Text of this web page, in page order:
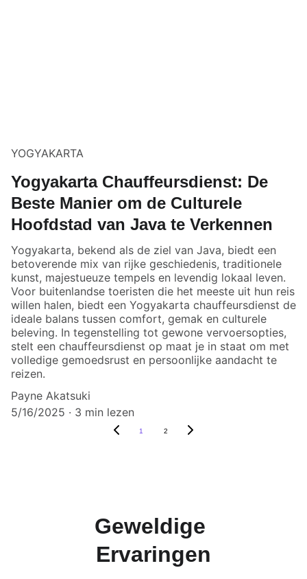
YOGYAKARTA
Yogyakarta Chauffeursdienst: De
Beste Manier om de Culturele
Hoofdstad van Java te Verkennen
Yogyakarta, bekend als de ziel van Java, biedt een
betoverende mix van rijke geschiedenis, traditionele
kunst, majestueuze tempels en levendig lokaal leven.
Voor buitenlandse toeristen die het meeste uit hun reis
willen halen, biedt een Yogyakarta chauffeursdienst de
ideale balans tussen comfort, gemak en culturele
beleving. In tegenstelling tot gewone vervoersopties,
stelt een chauffeursdienst op maat je in staat om met
volledige gemoedsrust en persoonlijke aandacht te
reizen.
Payne Akatsuki
5/16/2025
3 min lezen
1 2
Geweldige
Ervaringen